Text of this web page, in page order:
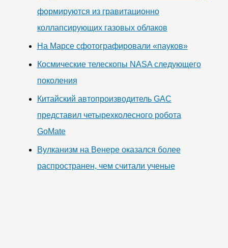
формируются из гравитационно
коллапсирующих газовых облаков
На Марсе сфотографировали «пауков»
Космические телескопы NASA следующего
поколения
Китайский автопроизводитель GAC
представил четырехколесного робота
GoMate
Вулканизм на Венере оказался более
распространен, чем считали ученые